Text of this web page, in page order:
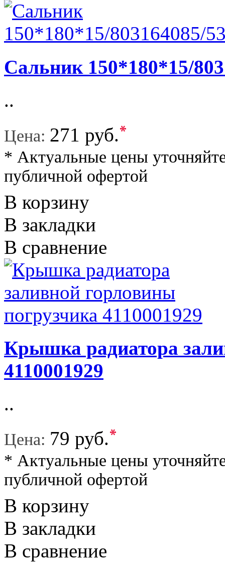
Сальник 150*180*15/
..
Цена: 271 руб.*
* Актуальные цены
публичной офертой
В корзину
В закладки
В сравнение
Крышка радиатора
4110001929
..
Цена: 79 руб.*
* Актуальные цены
публичной офертой
В корзину
В закладки
В сравнение